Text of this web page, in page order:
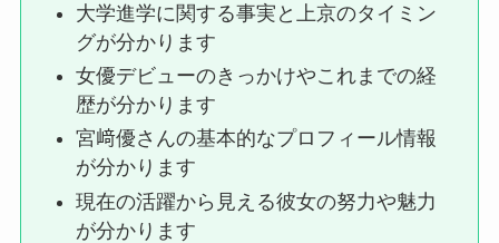
大学進学に関する事実と上京のタイミン
グが分かります
女優デビューのきっかけやこれまでの経
歴が分かります
宮﨑優さんの基本的なプロフィール情報
が分かります
現在の活躍から見える彼女の努力や魅力
が分かります